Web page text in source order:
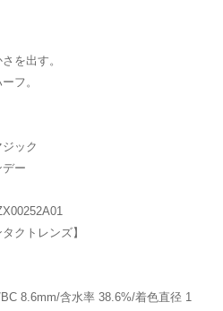
を出す。
フ。
ック
ー
クトレンズ】
8.6mm/含水率 38.6%/着色直径 1